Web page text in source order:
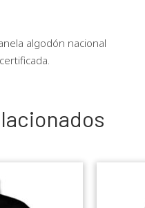
algodón nacional